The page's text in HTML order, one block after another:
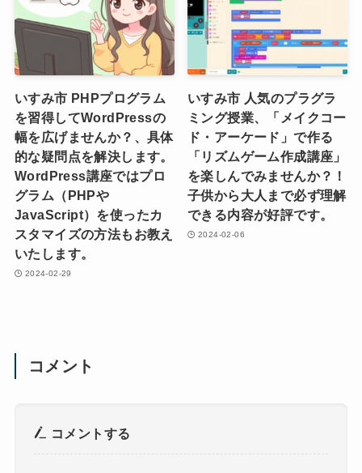
いすみ市 PHPプログラム
を習得してWordPressの
幅を広げませんか？、具体
的な疑問点を解決します。
WordPress講座ではプロ
グラム（PHPや
JavaScript）を使ったカ
スタマイズの方法もお教え
いたします。
2024-02-29
いすみ市 人気のプラグラ
ミング授業、「メイクコー
ド・アーケード」で作る
「リズムゲーム作成講座」
を楽しんでみませんか？！
子供から大人まで必ず理解
できる内容が好評です。
2024-02-06
コメント
コメントする